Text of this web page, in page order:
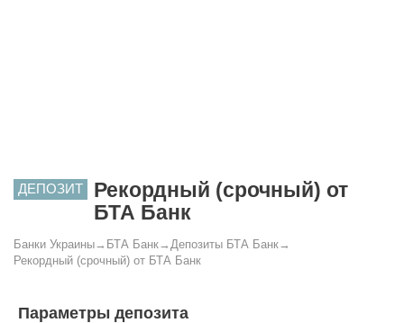
ДЕПОЗИТ
Рекордный (срочный) от
БТА Банк
Банки Украины→ БТА Банк→ Депозиты БТА Банк→
Рекордный (срочный) от БТА Банк
Параметры депозита